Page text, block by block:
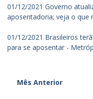
01/12/2021 Governo
aposentadoria; veja o que
01/12/2021 Brasileiros
para se aposentar -
Mês Anterior